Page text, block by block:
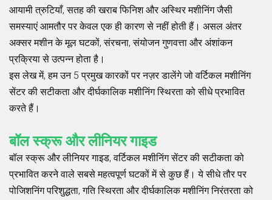
आयामी त्रुटियाँ, सतह की खराब फिनिश और अस्थिर मशीनिंग जैसी
समस्याएं आमतौर पर केवल एक ही कारण से नहीं होती हैं। असल अंतर
अक्सर मशीन के मूल घटकों, संरचना, संयोजन गुणवत्ता और अंशांकन
प्रक्रिया से उत्पन्न होता है।
इस लेख में, हम उन 5 प्रमुख कारकों पर नज़र डालेंगे जो वर्टिकल मशीनिंग
सेंटर की सटीकता और दीर्घकालिक मशीनिंग स्थिरता को सीधे प्रभावित
करते हैं।
बॉल स्क्रू और लीनियर गाइड
बॉल स्क्रू और लीनियर गाइड, वर्टिकल मशीनिंग सेंटर की सटीकता को
प्रभावित करने वाले सबसे महत्वपूर्ण घटकों में से कुछ हैं। ये सीधे तौर पर
पोजिशनिंग परिशुद्धता, गति स्थिरता और दीर्घकालिक मशीनिंग निरंतरता को